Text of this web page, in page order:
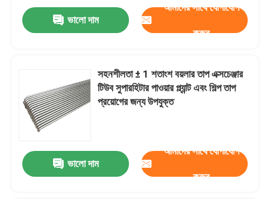
ভালো দাম
আমাদের সাথে যোগাযোগ
করুন
সহনশীলতা ± 1 শতাংশ বয়লার তাপ এক্সচেঞ্জার
টিউব সুপারহিটার পাওয়ার প্ল্যান্ট এবং শিল্প তাপ
প্রয়োগের জন্য উপযুক্ত
ভালো দাম
আমাদের সাথে যোগাযোগ
করুন